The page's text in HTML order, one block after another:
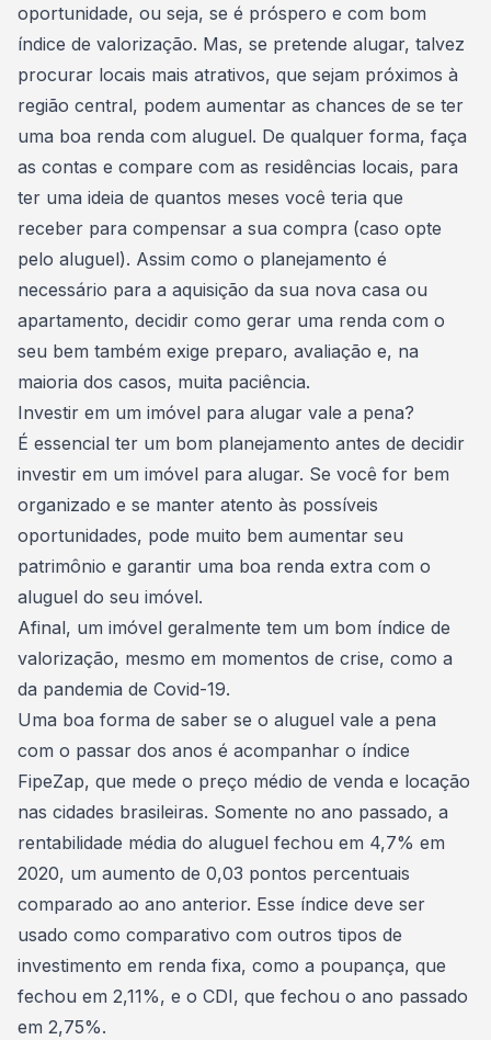
oportunidade, ou seja, se é próspero e com bom
índice de valorização. Mas, se pretende alugar, talvez
procurar locais mais atrativos, que sejam próximos à
região central, podem aumentar as chances de se ter
uma boa renda com aluguel. De qualquer forma, faça
as contas e compare com as residências locais, para
ter uma ideia de quantos meses você teria que
receber para compensar a sua compra (caso opte
pelo aluguel). Assim como o planejamento é
necessário para a aquisição da sua nova casa ou
apartamento, decidir como gerar uma renda com o
seu bem também exige preparo, avaliação e, na
maioria dos casos, muita paciência.
Investir em um imóvel para alugar vale a pena?
É essencial ter um bom planejamento antes de decidir
investir em um imóvel para alugar. Se você for bem
organizado e se manter atento às possíveis
oportunidades, pode muito bem aumentar seu
patrimônio e garantir uma boa renda extra com o
aluguel do seu imóvel.
Afinal, um imóvel geralmente tem um bom índice de
valorização, mesmo em momentos de crise, como a
da pandemia de Covid-19.
Uma boa forma de saber se o aluguel vale a pena
com o passar dos anos é acompanhar o índice
FipeZap, que mede o preço médio de venda e locação
nas cidades brasileiras. Somente no ano passado, a
rentabilidade média do aluguel fechou em 4,7% em
2020, um aumento de 0,03 pontos percentuais
comparado ao ano anterior. Esse índice deve ser
usado como comparativo com outros tipos de
investimento em renda fixa, como a poupança, que
fechou em 2,11%, e o CDI, que fechou o ano passado
em 2,75%.